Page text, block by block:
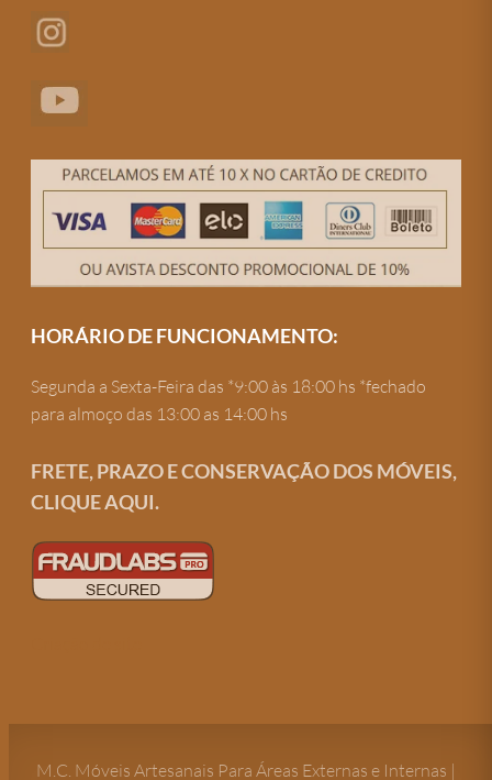
HORÁRIO DE FUNCIONAMENTO:
Segunda a Sexta-Feira das *9:00 às 18:00 hs *fechado
para almoço das 13:00 as 14:00 hs
FRETE, PRAZO E CONSERVAÇÃO DOS MÓVEIS,
CLIQUE AQUI.
M.C. Móveis Artesanais Para Áreas Externas e Internas |